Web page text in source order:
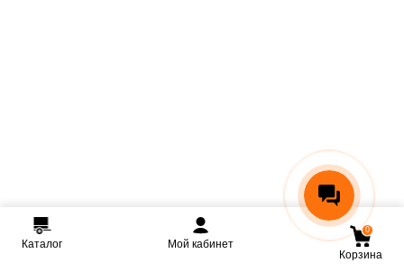
Каталог Мой кабинет
0
Корзина